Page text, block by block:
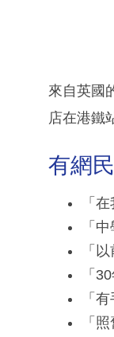
來自英國
店在港鐵
有網
「
「
「
「
「
「